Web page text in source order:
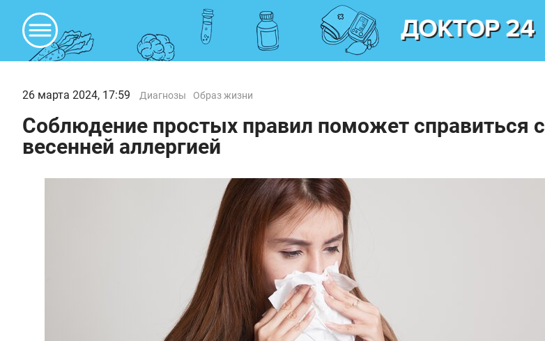
26 марта 2024, 17:59 Диагнозы Образ жизни
Соблюдение простых правил поможет справиться с
весенней аллергией